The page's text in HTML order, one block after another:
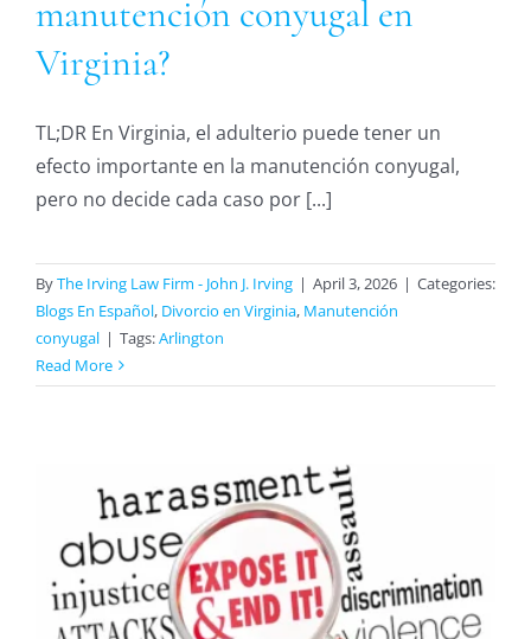
manutención conyugal en
Virginia?
TL;DR En Virginia, el adulterio puede tener un
efecto importante en la manutención conyugal,
pero no decide cada caso por [...]
ByThe Irving Law Firm - John J. Irving | April 3, 2026 | Categories:
Blogs En Español, Divorcio en Virginia, Manutención
conyugal | Tags:Arlington
Read More